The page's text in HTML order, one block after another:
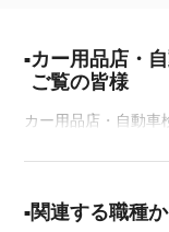
カー用品店・
ご覧の皆様
カー用品店・自動車
なら、シニア専門
方の転職支援実績も
関連する職種